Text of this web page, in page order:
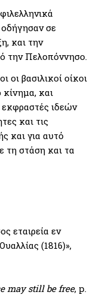
σε
και την
την Πελοπόννησο.
οι βασιλικοί οίκοι
κίνημα, και
ιδεών
και τις
και για αυτό
τη στάση και τα
εταιρεία εν
(1816)»,
may still be free, p.